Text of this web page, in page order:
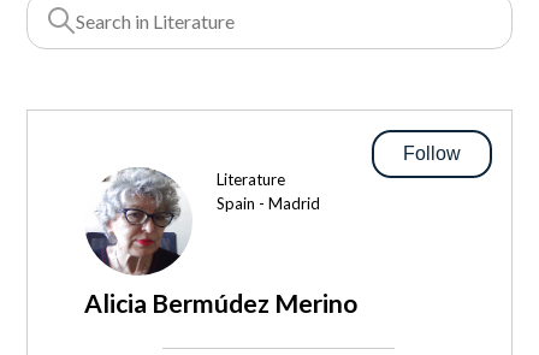
Follow
Literature
Spain - Madrid
Alicia Bermúdez Merino